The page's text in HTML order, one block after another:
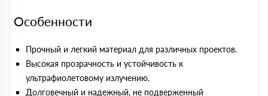
Особенности
Прочный и легкий материал для различных проектов.
Высокая прозрачность и устойчивость к
ультрафиолетовому излучению.
Долговечный и надежный, не подверженный